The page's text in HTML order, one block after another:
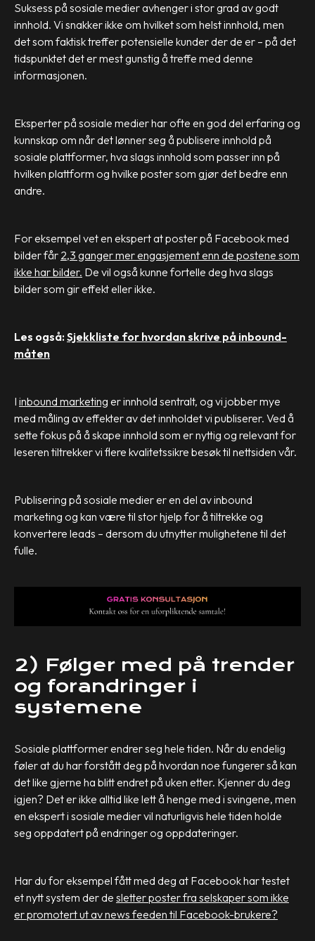
Suksess på sosiale medier avhenger i stor grad av godt
innhold. Vi snakker ikke om hvilket som helst innhold, men
det som faktisk treffer potensielle kunder der de er – på det
tidspunktet det er mest gunstig å treffe med denne
informasjonen.
Eksperter på sosiale medier har ofte en god del erfaring og
kunnskap om når det lønner seg å publisere innhold på
sosiale plattformer, hva slags innhold som passer inn på
hvilken plattform og hvilke poster som gjør det bedre enn
andre.
For eksempel vet en ekspert at poster på Facebook med
bilder får 2,3 ganger mer engasjement enn de postene som
ikke har bilder. De vil også kunne fortelle deg hva slags
bilder som gir effekt eller ikke.
Les også:Sjekkliste for hvordan skrive på inbound-
måten
I inbound marketing er innhold sentralt, og vi jobber mye
med måling av effekter av det innholdet vi publiserer. Ved å
sette fokus på å skape innhold som er nyttig og relevant for
leseren tiltrekker vi flere kvalitetssikre besøk til nettsiden vår.
Publisering på sosiale medier er en del av inbound
marketing og kan være til stor hjelp for å tiltrekke og
konvertere leads – dersom du utnytter mulighetene til det
fulle.
2) Følger med på trender
og forandringer i
systemene
Sosiale plattformer endrer seg hele tiden. Når du endelig
føler at du har forstått deg på hvordan noe fungerer så kan
det like gjerne ha blitt endret på uken etter. Kjenner du deg
igjen? Det er ikke alltid like lett å henge med i svingene, men
en ekspert i sosiale medier vil naturligvis hele tiden holde
seg oppdatert på endringer og oppdateringer.
Har du for eksempel fått med deg at Facebook har testet
et nytt system der de sletter poster fra selskaper som ikke
er promotert ut av news feeden til Facebook-brukere?